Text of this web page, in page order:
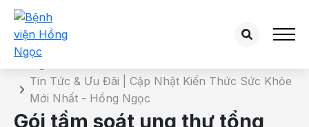
Chi tiết tin tức
Tin Tức & Ưu Đãi | Cập Nhật Kiến Thức Sức Khỏe
Mới Nhất - Hồng Ngọc
Gói tầm soát ung thư tổng